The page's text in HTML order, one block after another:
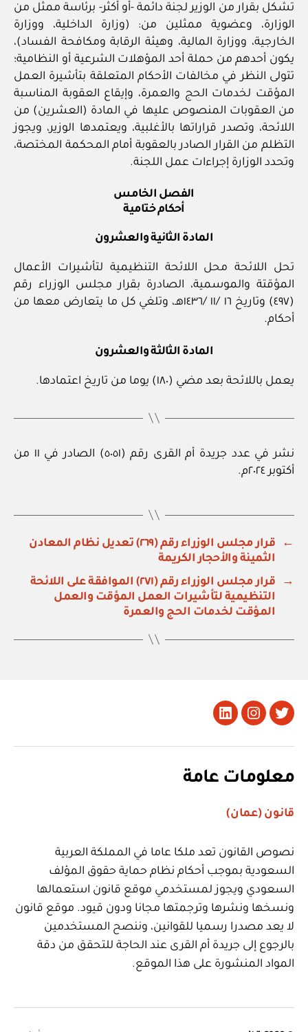
تشكل بقرار من الوزير لجنة دائمة -أو أكثر- برئاسة ممثل من
الوزارة، وعضوية ممثلين من: (وزارة الداخلية، ووزارة
الخارجية، ووزارة المالية، وهيئة الرقابة ومكافحة الفساد)،
يكون أحدهم من حملة أحد المؤهلات الشرعية أو النظامية؛
تتولى النظر في مخالفات الأحكام المتعلقة بتأشيرة العمل
المؤقت لخدمات الحج والعمرة، وإيقاع العقوبة المناسبة
من العقوبات المنصوص عليها في المادة (العشرين) من
اللائحة، وتصدر قراراتها بالأغلبية، ويعتمدها الوزير، ويجوز
التظلم من القرار الصادر بالعقوبة أمام المحكمة المختصة،
وتحدد الوزارة إجراءات عمل اللجنة.
الفصل الخامس
أحكام ختامية
المادة الثانية والعشرون
تحل اللائحة محل اللائحة التنظيمية لتأشيرات الأعمال
المؤقتة والموسمية، الصادرة بقرار مجلس الوزراء رقم
(٤٩٧) وتاريخ ١٦ /١١ /١٤٣٦هـ، وتلغي كل ما يتعارض معها من
أحكام.
المادة الثالثة والعشرون
يعمل باللائحة بعد مضي (١٨٠) يوما من تاريخ اعتمادها.
نشر في عدد جريدة أم القرى رقم (٥٠٥١) الصادر في ١١ من
أكتوبر ٢٠٢٤م.
←
قرار مجلس الوزراء رقم (٢٦٩) تعديل نظام المعادن
الثمينة والأحجار الكريمة
→
قرار مجلس الوزراء رقم (٢٧١) الموافقة على اللائحة
التنظيمية لتأشيرات العمل المؤقت والعمل
المؤقت لخدمات الحج والعمرة
تويتر Instagram
LinkedIn
معلومات عامة
قانون (عمان)
نصوص القانون تعد ملكا عاما في المملكة العربية
السعودية بموجب أحكام نظام حماية حقوق المؤلف
السعودي ويجوز لمستخدمي موقع قانون استعمالها
ونسخها ونشرها وترجمتها مجانا ودون قيود. موقع قانون
لا يعد مصدرا رسميا للقوانين، وننصح المستخدمين
بالرجوع إلى جريدة أم القرى عند الحاجة للتحقق من دقة
المواد المنشورة على هذا الموقع.